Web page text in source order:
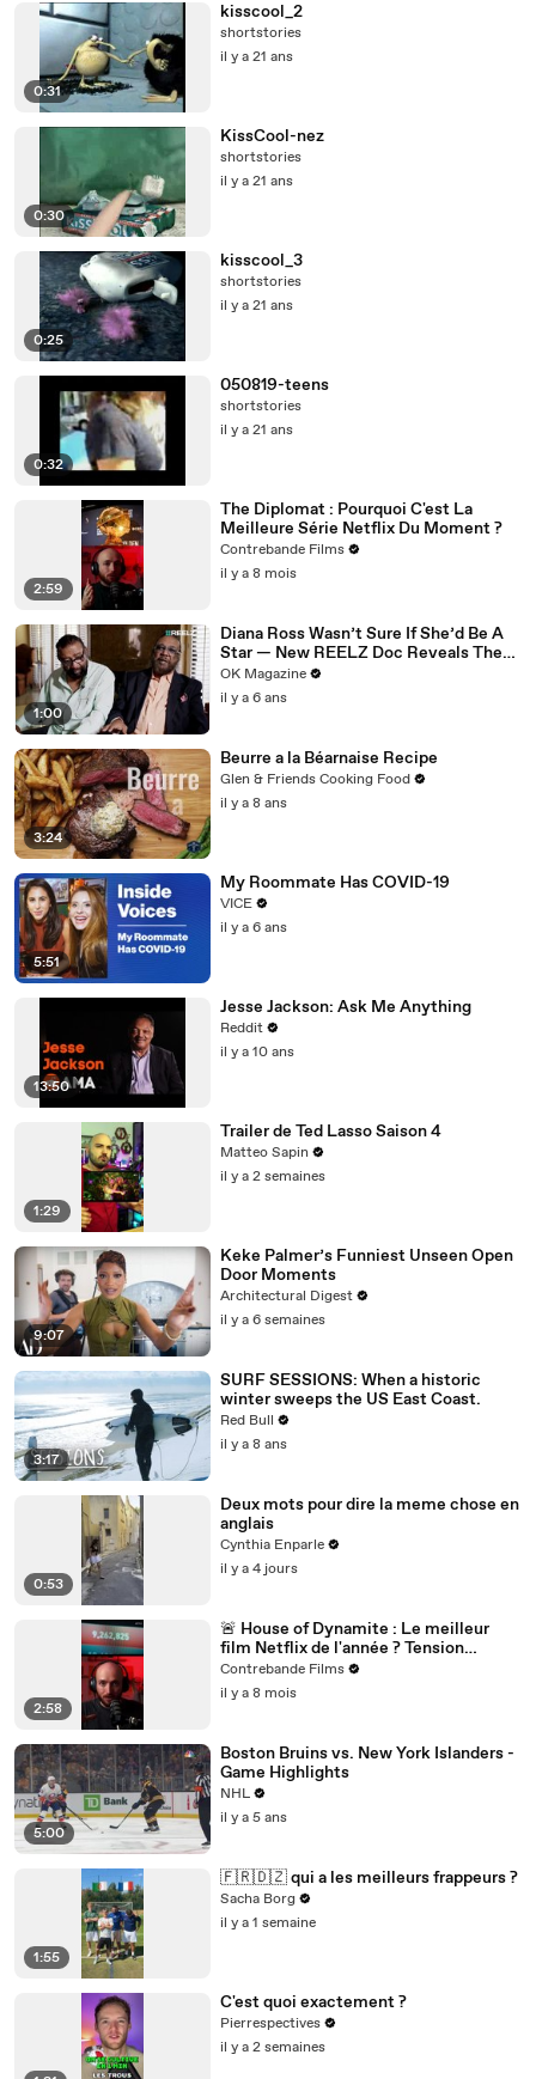
0:31
kisscool_2
shortstories
il y a 21 ans
0:30
KissCool-nez
shortstories
il y a 21 ans
0:25
kisscool_3
shortstories
il y a 21 ans
0:32
050819-teens
shortstories
il y a 21 ans
2:59
The Diplomat : Pourquoi C'est La
Meilleure Série Netflix Du Moment ?
Contrebande Films
il y a 8 mois
1:00
Diana Ross Wasn’t Sure If She’d Be A
Star — New REELZ Doc Reveals The
Reason Why
OK Magazine
il y a 6 ans
3:24
Beurre a la Béarnaise Recipe
Glen & Friends Cooking Food
il y a 8 ans
5:51
My Roommate Has COVID-19
VICE
il y a 6 ans
13:50
Jesse Jackson: Ask Me Anything
Reddit
il y a 10 ans
1:29
Trailer de Ted Lasso Saison 4
Matteo Sapin
il y a 2 semaines
9:07
Keke Palmer’s Funniest Unseen Open
Door Moments
Architectural Digest
il y a 6 semaines
3:17
SURF SESSIONS: When a historic
winter sweeps the US East Coast.
Red Bull
il y a 8 ans
0:53
Deux mots pour dire la meme chose en
anglais
Cynthia Enparle
il y a 4 jours
2:58
🚨 House of Dynamite : Le meilleur
film Netflix de l'année ? Tension
nucléaire et décision impossible 🎬
Contrebande Films
il y a 8 mois
5:00
Boston Bruins vs. New York Islanders -
Game Highlights
NHL
il y a 5 ans
1:55
🇫🇷🇩🇿 qui a les meilleurs frappeurs ?
Sacha Borg
il y a 1 semaine
C'est quoi exactement ?
Pierrespectives
il y a 2 semaines